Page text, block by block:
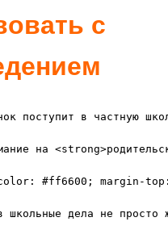
с
поступит в частную
на
#ff6600; margin-top:
в школьные дела не